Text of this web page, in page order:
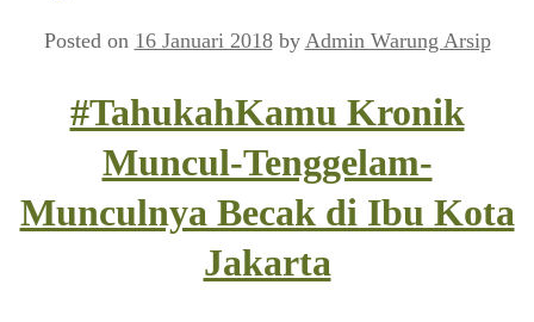
Posted on 16 Januari 2018 by Admin Warung Arsip
#TahukahKamu Kronik
Muncul-Tenggelam-
Munculnya Becak di Ibu Kota
Jakarta